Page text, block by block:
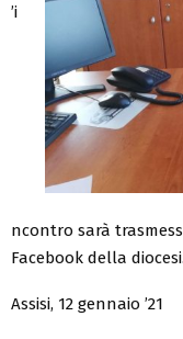
’i
ncontro sarà
Facebook della diocesi.
Assisi, 12 gennaio ’21